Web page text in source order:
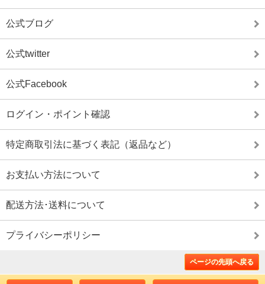
公式ブログ
公式twitter
公式Facebook
ログイン・ポイント確認
特定商取引法に基づく表記（返品など）
お支払い方法について
配送方法･送料について
プライバシーポリシー
ページの先頭へ戻る